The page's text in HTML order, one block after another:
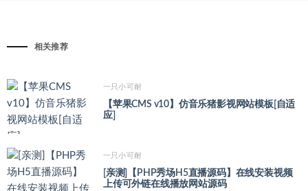
相关推荐
一只小可耐
【苹果CMS v10】仿音乐猪影视网站模板[自适
应]
一只小可耐
[亲测]【PHP秀场H5直播源码】在线安装视频
上传可外链在线播放网站源码